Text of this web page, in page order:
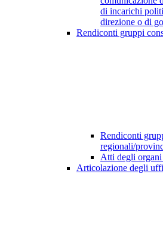
di incarichi
direzione o di
Rendiconti gruppi
Rendiconti
regionali/
Atti degli
Articolazione degli